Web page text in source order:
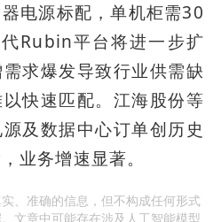
电源标配，单机柜需30
Rubin平台将进一步扩
求爆发导致行业供需缺
快速匹配。江海股份等
及数据中心订单创历史
业务增速显著。
、准确的信息，但不构成任何形式
文章中可能存在涉及人工智能模型